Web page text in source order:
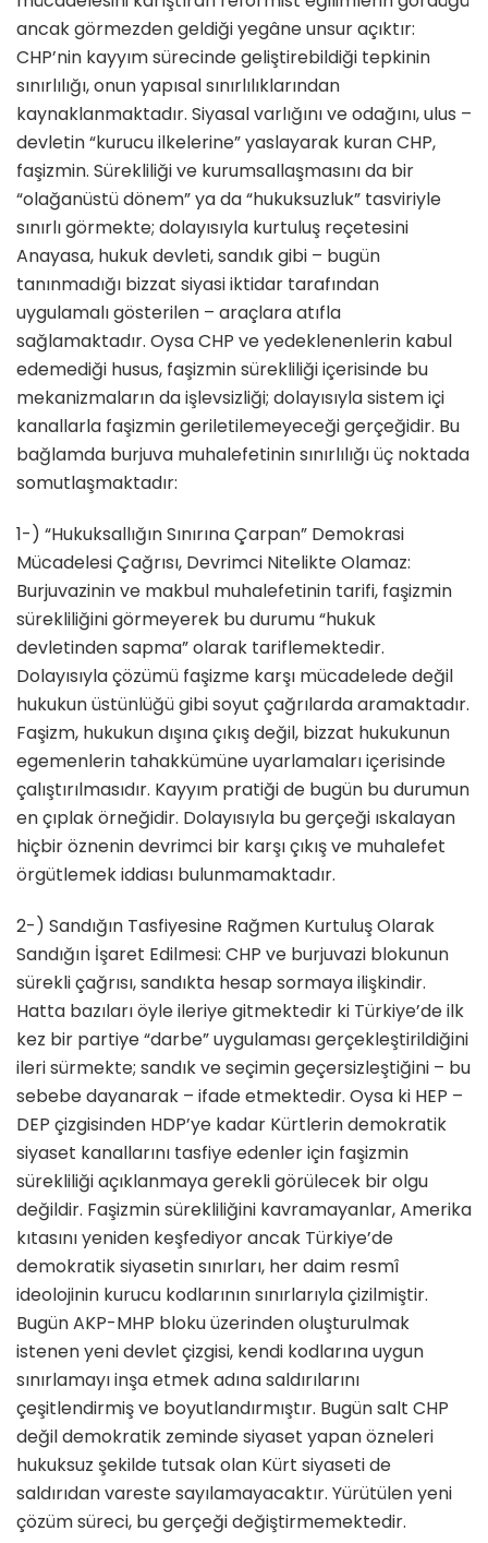
ancak görmezden geldiği yegâne unsur açıktır:
CHP’nin kayyım sürecinde geliştirebildiği tepkinin
sınırlılığı, onun yapısal sınırlılıklarından
kaynaklanmaktadır. Siyasal varlığını ve odağını, ulus –
devletin “kurucu ilkelerine” yaslayarak kuran CHP,
faşizmin. Sürekliliği ve kurumsallaşmasını da bir
“olağanüstü dönem” ya da “hukuksuzluk” tasviriyle
sınırlı görmekte; dolayısıyla kurtuluş reçetesini
Anayasa, hukuk devleti, sandık gibi – bugün
tanınmadığı bizzat siyasi iktidar tarafından
uygulamalı gösterilen – araçlara atıfla
sağlamaktadır. Oysa CHP ve yedeklenenlerin kabul
edemediği husus, faşizmin sürekliliği içerisinde bu
mekanizmaların da işlevsizliği; dolayısıyla sistem içi
kanallarla faşizmin geriletilemeyeceği gerçeğidir. Bu
bağlamda burjuva muhalefetinin sınırlılığı üç noktada
somutlaşmaktadır:
1-) “Hukuksallığın Sınırına Çarpan” Demokrasi
Mücadelesi Çağrısı, Devrimci Nitelikte Olamaz:
Burjuvazinin ve makbul muhalefetinin tarifi, faşizmin
sürekliliğini görmeyerek bu durumu “hukuk
devletinden sapma” olarak tariflemektedir.
Dolayısıyla çözümü faşizme karşı mücadelede değil
hukukun üstünlüğü gibi soyut çağrılarda aramaktadır.
Faşizm, hukukun dışına çıkış değil, bizzat hukukunun
egemenlerin tahakkümüne uyarlamaları içerisinde
çalıştırılmasıdır. Kayyım pratiği de bugün bu durumun
en çıplak örneğidir. Dolayısıyla bu gerçeği ıskalayan
hiçbir öznenin devrimci bir karşı çıkış ve muhalefet
örgütlemek iddiası bulunmamaktadır.
2-) Sandığın Tasfiyesine Rağmen Kurtuluş Olarak
Sandığın İşaret Edilmesi: CHP ve burjuvazi blokunun
sürekli çağrısı, sandıkta hesap sormaya ilişkindir.
Hatta bazıları öyle ileriye gitmektedir ki Türkiye’de ilk
kez bir partiye “darbe” uygulaması gerçekleştirildiğini
ileri sürmekte; sandık ve seçimin geçersizleştiğini – bu
sebebe dayanarak – ifade etmektedir. Oysa ki HEP –
DEP çizgisinden HDP’ye kadar Kürtlerin demokratik
siyaset kanallarını tasfiye edenler için faşizmin
sürekliliği açıklanmaya gerekli görülecek bir olgu
değildir. Faşizmin sürekliliğini kavramayanlar, Amerika
kıtasını yeniden keşfediyor ancak Türkiye’de
demokratik siyasetin sınırları, her daim resmî
ideolojinin kurucu kodlarının sınırlarıyla çizilmiştir.
Bugün AKP-MHP bloku üzerinden oluşturulmak
istenen yeni devlet çizgisi, kendi kodlarına uygun
sınırlamayı inşa etmek adına saldırılarını
çeşitlendirmiş ve boyutlandırmıştır. Bugün salt CHP
değil demokratik zeminde siyaset yapan özneleri
hukuksuz şekilde tutsak olan Kürt siyaseti de
saldırıdan vareste sayılamayacaktır. Yürütülen yeni
çözüm süreci, bu gerçeği değiştirmemektedir.